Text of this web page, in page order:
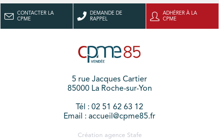
CONTACTER LA
CPME
DEMANDE DE
RAPPEL
ADHÉRER À LA
CPME
5 rue Jacques Cartier
85000 La Roche-sur-Yon
Tél : 02 51 62 63 12
Email : accueil@cpme85.fr
Création agence Stafe